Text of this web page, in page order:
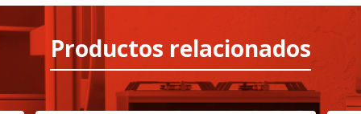
Productos relacionados
wp-settings-1, wp-settings-time-1, _evCo, _evCoLT